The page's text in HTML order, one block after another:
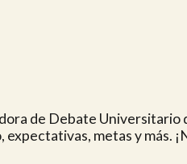
de Debate Universitario
metas y más.